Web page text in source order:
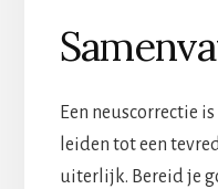
Een neuscorrectie
leiden tot een
uiterlijk. Bereid je